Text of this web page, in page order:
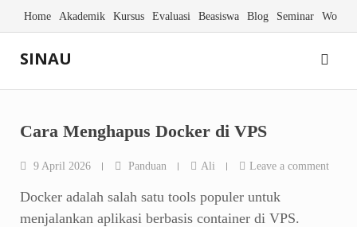
Home Akademik Kursus Evaluasi Beasiswa Blog Seminar
SINAU
Cara Menghapus Docker di VPS
9 April 2026 Panduan Ali Leave a comment
Docker adalah salah satu tools populer untuk
menjalankan aplikasi berbasis container di VPS.